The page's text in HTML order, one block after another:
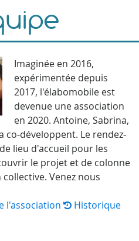
Imaginée en 2016,
expérimentée depuis
2017, l'élabomobile est
devenue une association
en 2020. Antoine, Sabrina,
co-développent. Le rendez-
lieu d'accueil pour les
le projet et de colonne
Venez nous
l'association
Historique